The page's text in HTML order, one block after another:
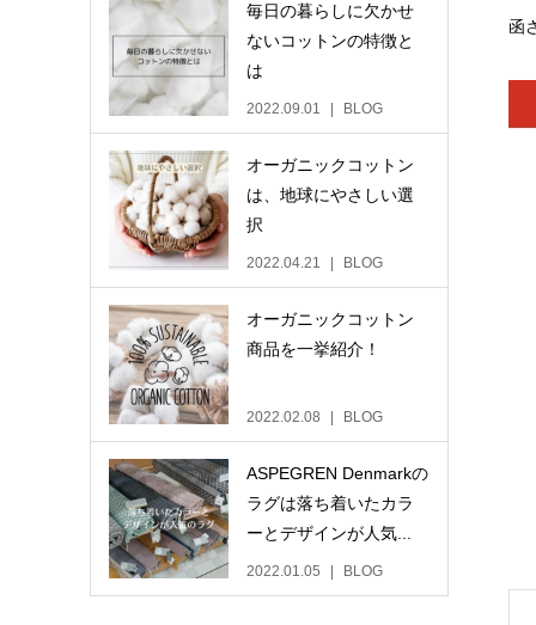
函
毎日の暮らしに欠かせ
ないコットンの特徴と
は
2022.09.01 BLOG
オーガニックコットン
は、地球にやさしい選
択
2022.04.21 BLOG
オーガニックコットン
商品を一挙紹介！
2022.02.08 BLOG
ASPEGREN Denmarkの
ラグは落ち着いたカラ
ーとデザインが人気...
2022.01.05 BLOG